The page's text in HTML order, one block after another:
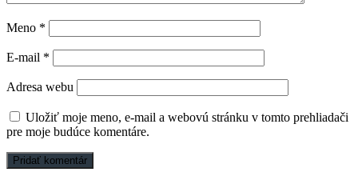
Meno *
E-mail *
Adresa webu
Uložiť moje meno, e-mail a webovú stránku v tomto prehliadači
pre moje budúce komentáre.